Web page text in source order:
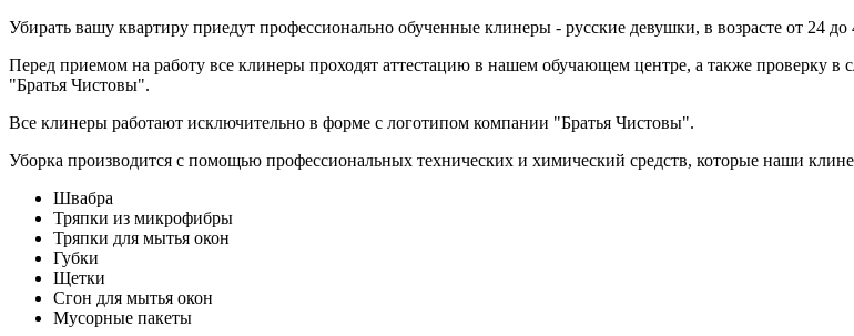
Убирать вашу квартиру приедут профессионально обученные клинеры - русские девушки, в возрасте от 24 до
Перед приемом на работу все клинеры проходят аттестацию в нашем обучающем центре, а также проверку в
"Братья Чистовы".
Все клинеры работают исключительно в форме с логотипом компании "Братья Чистовы".
Уборка производится с помощью профессиональных технических и химический средств, которые наши
Швабра
Тряпки из микрофибры
Тряпки для мытья окон
Губки
Щетки
Сгон для мытья окон
Мусорные пакеты